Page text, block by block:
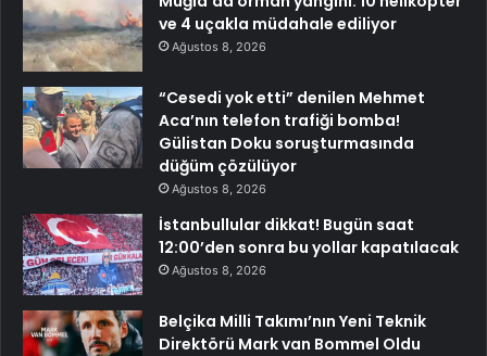
ve 4 uçakla müdahale ediliyor
Ağustos 8, 2026
“Cesedi yok etti” denilen Mehmet
Aca’nın telefon trafiği bomba!
Gülistan Doku soruşturmasında
düğüm çözülüyor
Ağustos 8, 2026
İstanbullular dikkat! Bugün saat
12:00’den sonra bu yollar kapatılacak
Ağustos 8, 2026
Belçika Milli Takımı’nın Yeni Teknik
Direktörü Mark van Bommel Oldu